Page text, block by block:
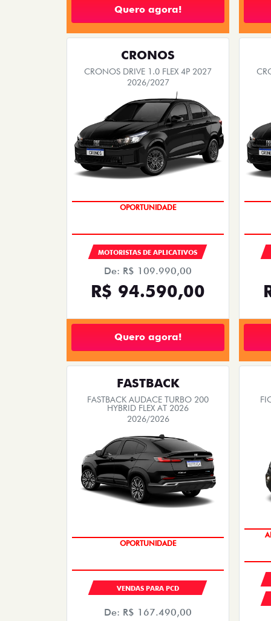
Quero agora!
CRONOS
CRONOS DRIVE 1.0 FLEX 4P 2027
2026/2027
OPORTUNIDADE
MOTORISTAS DE APLICATIVOS
De: R$ 109.990,00
R$ 94.590,00
Quero agora!
FASTBACK
FASTBACK AUDACE TURBO 200
HYBRID FLEX AT 2026
2026/2026
OPORTUNIDADE
VENDAS PARA PCD
De: R$ 167.490,00